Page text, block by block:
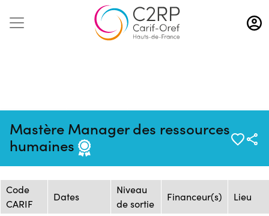
Aller
au
contenu
Mastère Manager des ressources
humaines
31/03/2025
25106031F
PAS-DE-CALAIS - Siège
Session de formation
Code
CARIF
Dates
Niveau
de sortie
Financeur(s) Lieu